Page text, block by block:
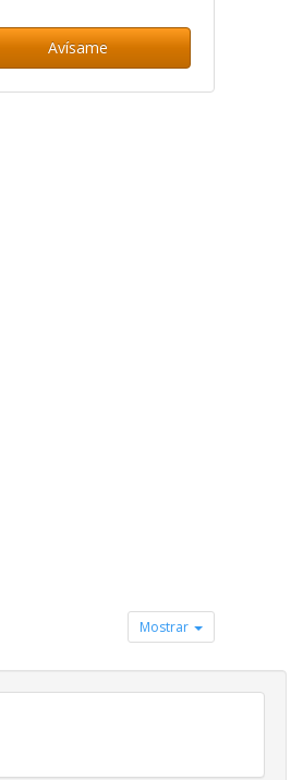
Avísame
Mostrar